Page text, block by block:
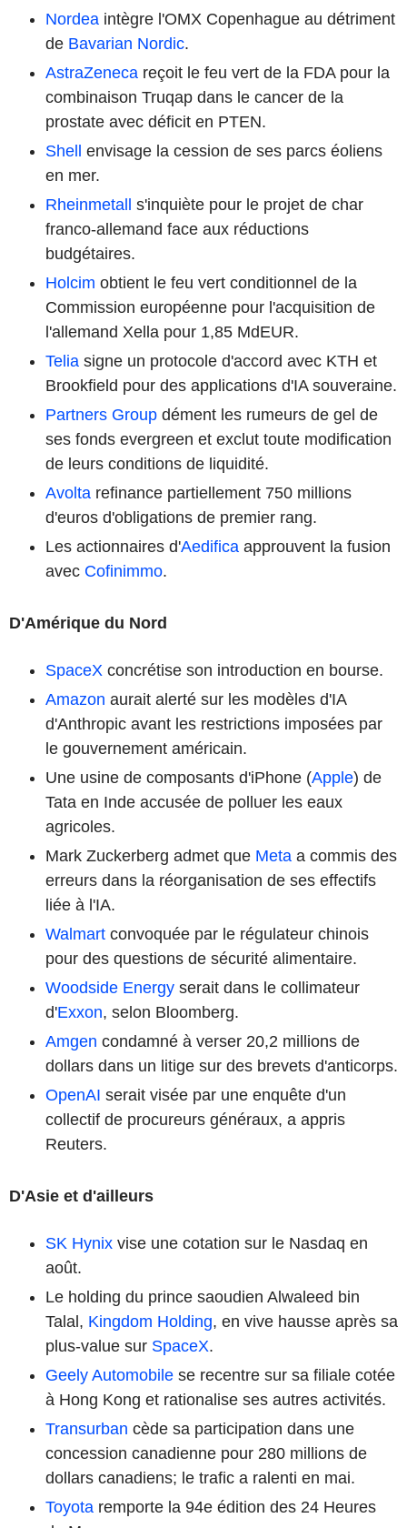
Nordea intègre l'OMX Copenhague au détriment
de Bavarian Nordic.
AstraZeneca reçoit le feu vert de la FDA pour la
combinaison Truqap dans le cancer de la
prostate avec déficit en PTEN.
Shell envisage la cession de ses parcs éoliens
en mer.
Rheinmetall s'inquiète pour le projet de char
franco-allemand face aux réductions
budgétaires.
Holcim obtient le feu vert conditionnel de la
Commission européenne pour l'acquisition de
l'allemand Xella pour 1,85 MdEUR.
Telia signe un protocole d'accord avec KTH et
Brookfield pour des applications d'IA souveraine.
Partners Group dément les rumeurs de gel de
ses fonds evergreen et exclut toute modification
de leurs conditions de liquidité.
Avolta refinance partiellement 750 millions
d'euros d'obligations de premier rang.
Les actionnaires d'Aedifica approuvent la fusion
avec Cofinimmo.
D'Amérique du Nord
SpaceX concrétise son introduction en bourse.
Amazon aurait alerté sur les modèles d'IA
d'Anthropic avant les restrictions imposées par
le gouvernement américain.
Une usine de composants d'iPhone (Apple) de
Tata en Inde accusée de polluer les eaux
agricoles.
Mark Zuckerberg admet que Meta a commis des
erreurs dans la réorganisation de ses effectifs
liée à l'IA.
Walmart convoquée par le régulateur chinois
pour des questions de sécurité alimentaire.
Woodside Energy serait dans le collimateur
d'Exxon, selon Bloomberg.
Amgen condamné à verser 20,2 millions de
dollars dans un litige sur des brevets d'anticorps.
OpenAI serait visée par une enquête d'un
collectif de procureurs généraux, a appris
Reuters.
D'Asie et d'ailleurs
SK Hynix vise une cotation sur le Nasdaq en
août.
Le holding du prince saoudien Alwaleed bin
Talal, Kingdom Holding, en vive hausse après sa
plus-value sur SpaceX.
Geely Automobile se recentre sur sa filiale cotée
à Hong Kong et rationalise ses autres activités.
Transurban cède sa participation dans une
concession canadienne pour 280 millions de
dollars canadiens; le trafic a ralenti en mai.
Toyota remporte la 94e édition des 24 Heures